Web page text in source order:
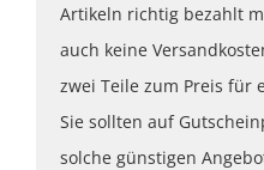
Artikeln richtig bezahlt
auch keine
zwei Teile zum Preis für
Sie sollten auf
solche günstigen